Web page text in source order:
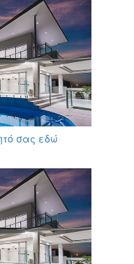
σας εδώ